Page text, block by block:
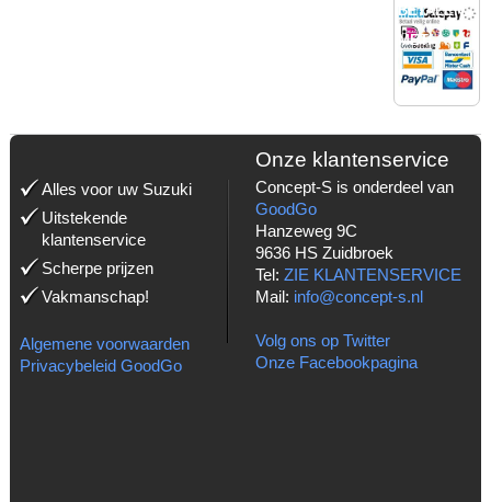
BETALEN
MET:
Alles voor uw Suzuki
Uitstekende
klantenservice
Scherpe prijzen
Vakmanschap!
Algemene voorwaarden
Privacybeleid GoodGo
Onze klantenservice
Concept-S is onderdeel van
GoodGo
Hanzeweg 9C
9636 HS Zuidbroek
Tel: ZIE KLANTENSERVICE
Mail: info@concept-s.nl
Volg ons op Twitter
Onze Facebookpagina